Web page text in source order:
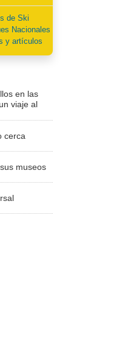
de Ski
Nacionales
y artículos
en las
viaje al
cerca
museos